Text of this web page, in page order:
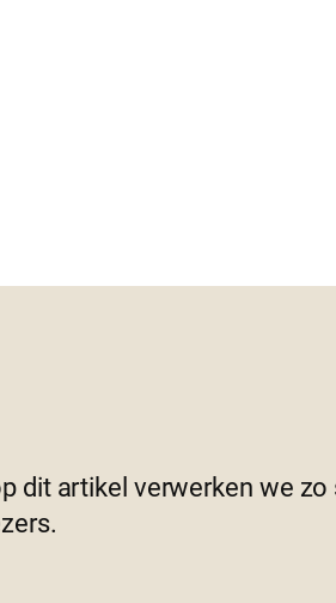
dit artikel verwerken we